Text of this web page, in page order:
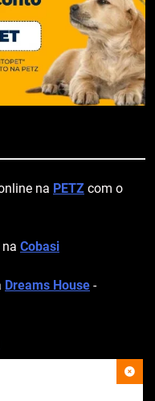
na PETZ com o
Cobasi
Dreams House -